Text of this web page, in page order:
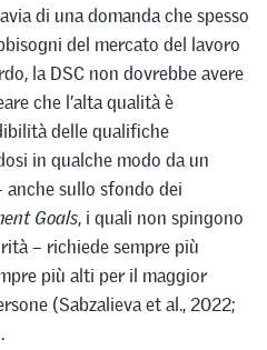
di una domanda che spesso
del mercato del lavoro
la DSC non dovrebbe avere
che l’alta qualità è
delle qualifiche
in qualche modo da un
sullo sfondo dei
Goals, i quali non spingono
– richiede sempre più
più alti per il maggior
(Sabzalieva et al., 2022;